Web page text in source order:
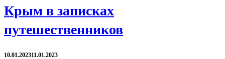
Крым в записках
путешественников
10.01.202311.01.2023